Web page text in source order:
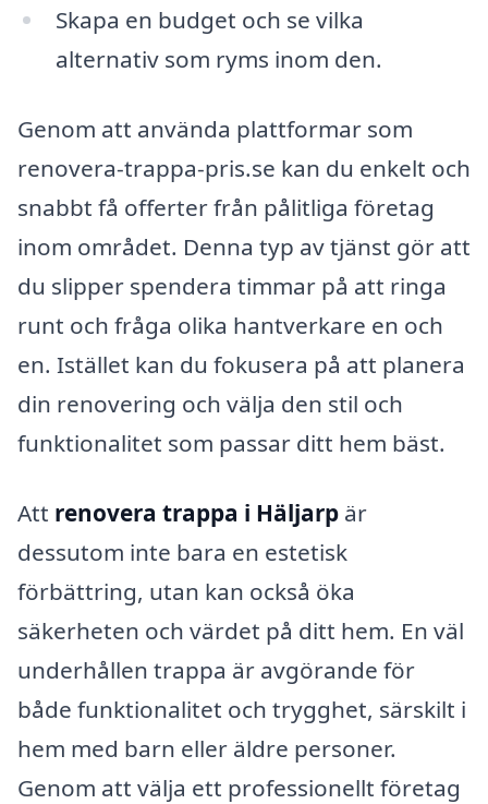
Skapa en budget och se vilka
alternativ som ryms inom den.
Genom att använda plattformar som
renovera-trappa-pris.se kan du enkelt och
snabbt få offerter från pålitliga företag
inom området. Denna typ av tjänst gör att
du slipper spendera timmar på att ringa
runt och fråga olika hantverkare en och
en. Istället kan du fokusera på att planera
din renovering och välja den stil och
funktionalitet som passar ditt hem bäst.
Att renovera trappa i Häljarp är
dessutom inte bara en estetisk
förbättring, utan kan också öka
säkerheten och värdet på ditt hem. En väl
underhållen trappa är avgörande för
både funktionalitet och trygghet, särskilt i
hem med barn eller äldre personer.
Genom att välja ett professionellt företag